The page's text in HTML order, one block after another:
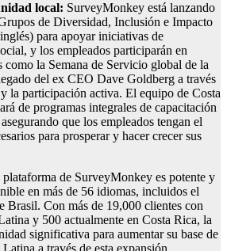
local: SurveyMonkey está lanzando
de Diversidad, Inclusión e Impacto
para apoyar iniciativas de
y los empleados participarán en
como la Semana de Servicio global de la
del ex CEO Dave Goldberg a través
la participación activa. El equipo de Costa
de programas integrales de capacitación
que los empleados tengan el
para prosperar y hacer crecer sus
de SurveyMonkey es potente y
en más de 56 idiomas, incluidos el
Brasil. Con más de 19,000 clientes con
y 500 actualmente en Costa Rica, la
significativa para aumentar su base de